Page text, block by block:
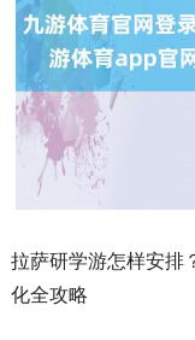
拉萨研学游怎样安排
化全攻略